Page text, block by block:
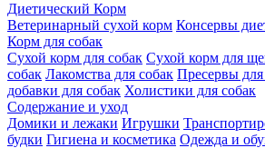
Диетический Корм
Ветеринарный сухой корм Консервы
Корм для собак
Сухой корм для собак Сухой корм для
собак Лакомства для собак Пресервы для
добавки для собак Холистики для собак
Содержание и уход
Домики и лежаки Игрушки
будки Гигиена и косметика Одежда и